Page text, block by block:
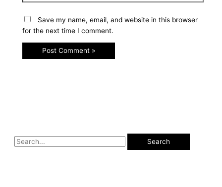
Save my name, email, and website in this browser
for the next time I comment.